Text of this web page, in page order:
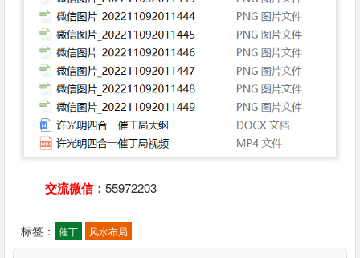
交流微信： 55972203
标签： 催丁 风水布局